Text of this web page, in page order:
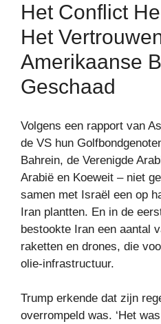
Het Conflict
Het
Amerikaanse
Geschaad
Volgens een rapport van
de VS hun
Bahrein, de Verenigde
Arabië en Koeweit – niet
samen met Israël een op
Iran plantten. En in de
bestookte Iran een aantal
raketten en drones, die
olie-infrastructuur.
Trump erkende dat zijn
overrompeld was. ‘Het